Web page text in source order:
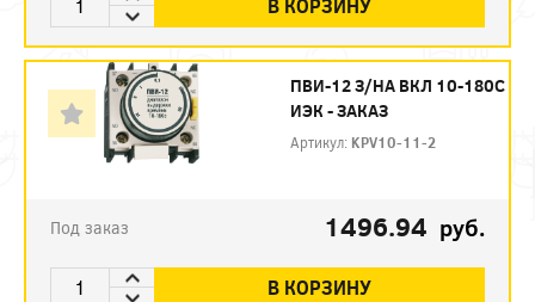
В КОРЗИНУ
ПВИ-12 З/НА ВКЛ 10-180С
ИЭК - ЗАКАЗ
Артикул: KPV10-11-2
Под заказ 1496.94 руб.
В КОРЗИНУ